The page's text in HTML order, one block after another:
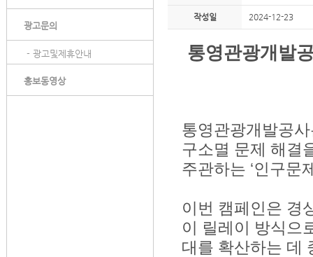
광고문의
- 광고및제휴안내
홍보동영상
작성일 2024-12-23
통영관광개발
통영관광개발공
구소멸 문제 해결
주관하는 ‘인구문
이번 캠페인은 경
이 릴레이 방식으
대를 확산하는 데